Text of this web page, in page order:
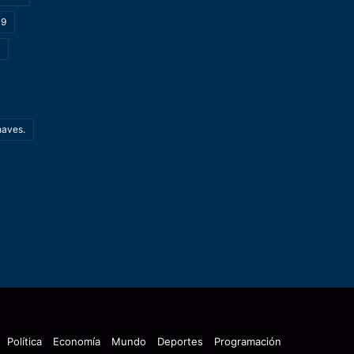
Política Economía Mundo Deportes Programación